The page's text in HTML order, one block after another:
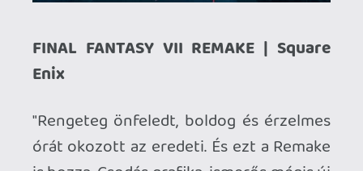
CYBERPUNK 2077 | CD Projekt RED
város, a karakterek, hogy menthetetlenül
berántják az arra nyitottakat."(Ra1D3n)